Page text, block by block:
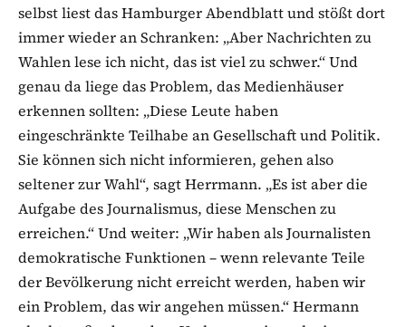
selbst liest das Hamburger Abendblatt und stößt dort
immer wieder an Schranken: „Aber Nachrichten zu
Wahlen lese ich nicht, das ist viel zu schwer.“ Und
genau da liege das Problem, das Medienhäuser
erkennen sollten: „Diese Leute haben
eingeschränkte Teilhabe an Gesellschaft und Politik.
Sie können sich nicht informieren, gehen also
seltener zur Wahl“, sagt Herrmann. „Es ist aber die
Aufgabe des Journalismus, diese Menschen zu
erreichen.“ Und weiter: „Wir haben als Journalisten
demokratische Funktionen – wenn relevante Teile
der Bevölkerung nicht erreicht werden, haben wir
ein Problem, das wir angehen müssen.“ Hermann